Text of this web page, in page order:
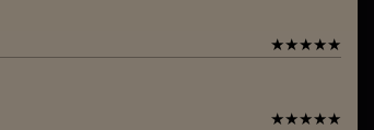
★★★★★
★★★★★